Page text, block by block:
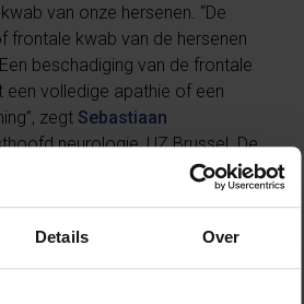
Details Over
van onze hersenen. “De
kwab van de hersenen
beschadiging van de frontale
een volledige apathie of een
zegt Sebastiaan
neurologie, UZ Brussel. De
van de frontale kwab leiden tot
emotionele reacties of
geven over derden,
een uitvaartplechtigheid.”